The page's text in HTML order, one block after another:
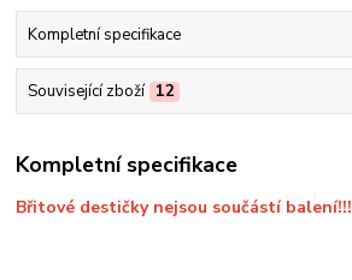
Kompletní specifikace
Související zboží 12
Kompletní specifikace
Břitové destičky nejsou součástí balení!!!